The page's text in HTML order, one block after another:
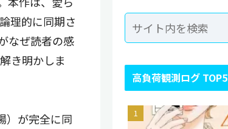
理的に同期さ
なぜ読者の感
き明かしま
）が完全に同
高負荷観測ログ TOP5